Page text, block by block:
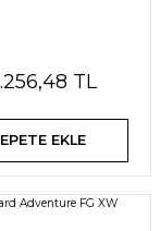
TL
EKLE